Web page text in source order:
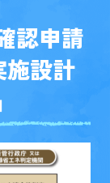
認申請
施設計